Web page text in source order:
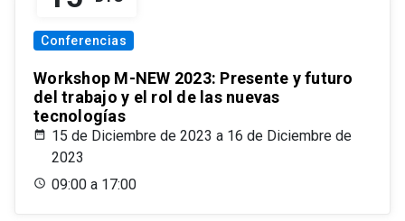
Conferencias
Workshop M-NEW 2023: Presente y futuro
del trabajo y el rol de las nuevas
tecnologías
15 de Diciembre de 2023 a 16 de Diciembre de
2023
09:00 a 17:00